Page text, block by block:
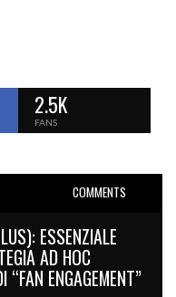
2.5K
FANS
COMMENTS
ESSENZIALE
AD HOC
ENGAGEMENT”